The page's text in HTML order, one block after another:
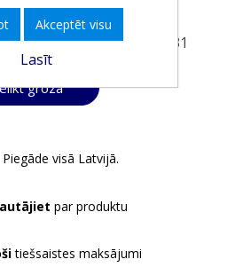
daudzums:
termiņš:31.03.2031
grozā
Piegāde visā Latvijā.
par produktu
tiešsaistes maksājumi
Akceptēt visu
Lasīt